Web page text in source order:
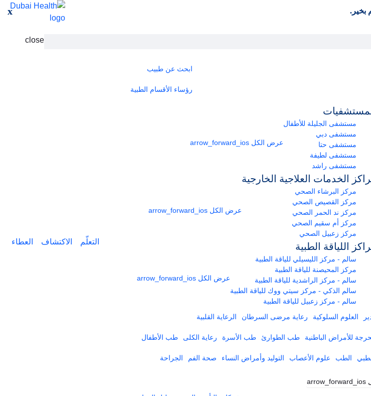
بخير. x
close
ابحث عن طبيب
رؤساء الأقسام الطبية
مستشفى الجليلة للأطفال
مستشفى دبي
مستشفى حتا
مستشفى لطيفة
مستشفى راشد
عرض الكل
الخدمات العلاجية الخارجية
مركز البرشاء الصحي
مركز القصيص الصحي
مركز ند الحمر الصحي
مركز أم سقيم الصحي
مركز زعبيل الصحي
عرض الكل
اللياقة الطبية
سالم - مركز الليسيلي للياقة الطبية
مركز المحيصنة للياقة الطبية
سالم - مركز الراشدية للياقة الطبية
سالم الذكي - مركز سيتي ووك للياقة الطبية
سالم - مركز زعبيل للياقة الطبية
عرض الكل
العلوم السلوكية رعاية مرضى السرطان الرعاية القلبية
للأمراض الباطنية طب الطوارئ طب الأسرة رعاية الكلى طب الأطفال
الطب علوم الأعصاب التوليد وأمراض النساء صحة الفم الجراحة
arrow_forward_ios
التعلّم الاكتشاف العطاء